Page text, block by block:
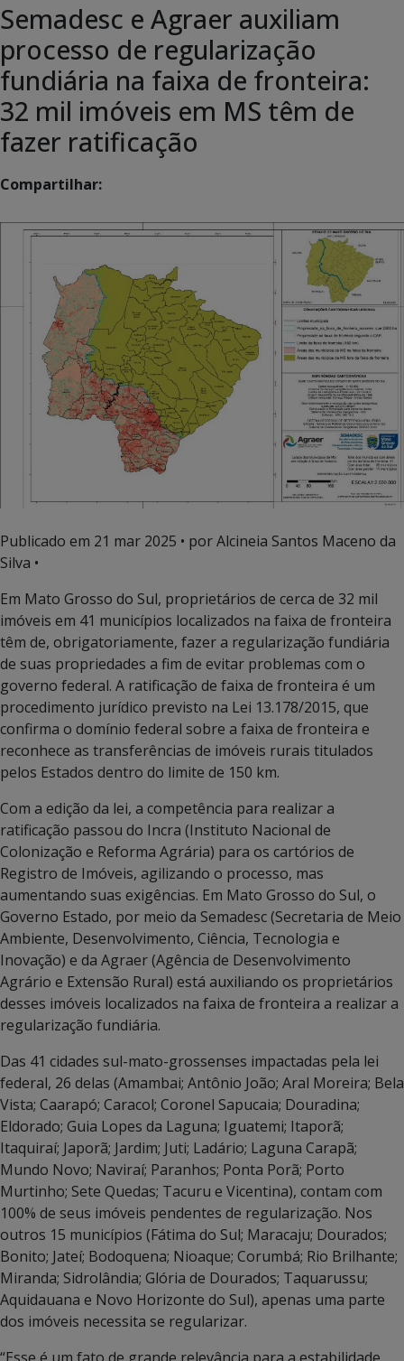
Semadesc e Agraer auxiliam
processo de regularização
fundiária na faixa de fronteira:
32 mil imóveis em MS têm de
fazer ratificação
Compartilhar:
Publicado em 21 mar 2025 • por Alcineia Santos Maceno da
Silva •
Em Mato Grosso do Sul, proprietários de cerca de 32 mil
imóveis em 41 municípios localizados na faixa de fronteira
têm de, obrigatoriamente, fazer a regularização fundiária
de suas propriedades a fim de evitar problemas com o
governo federal. A ratificação de faixa de fronteira é um
procedimento jurídico previsto na Lei 13.178/2015, que
confirma o domínio federal sobre a faixa de fronteira e
reconhece as transferências de imóveis rurais titulados
pelos Estados dentro do limite de 150 km.
Com a edição da lei, a competência para realizar a
ratificação passou do Incra (Instituto Nacional de
Colonização e Reforma Agrária) para os cartórios de
Registro de Imóveis, agilizando o processo, mas
aumentando suas exigências. Em Mato Grosso do Sul, o
Governo Estado, por meio da Semadesc (Secretaria de Meio
Ambiente, Desenvolvimento, Ciência, Tecnologia e
Inovação) e da Agraer (Agência de Desenvolvimento
Agrário e Extensão Rural) está auxiliando os proprietários
desses imóveis localizados na faixa de fronteira a realizar a
regularização fundiária.
Das 41 cidades sul-mato-grossenses impactadas pela lei
federal, 26 delas (Amambai; Antônio João; Aral Moreira; Bela
Vista; Caarapó; Caracol; Coronel Sapucaia; Douradina;
Eldorado; Guia Lopes da Laguna; Iguatemi; Itaporã;
Itaquiraí; Japorã; Jardim; Juti; Ladário; Laguna Carapã;
Mundo Novo; Naviraí; Paranhos; Ponta Porã; Porto
Murtinho; Sete Quedas; Tacuru e Vicentina), contam com
100% de seus imóveis pendentes de regularização. Nos
outros 15 municípios (Fátima do Sul; Maracaju; Dourados;
Bonito; Jateí; Bodoquena; Nioaque; Corumbá; Rio Brilhante;
Miranda; Sidrolândia; Glória de Dourados; Taquarussu;
Aquidauana e Novo Horizonte do Sul), apenas uma parte
dos imóveis necessita se regularizar.